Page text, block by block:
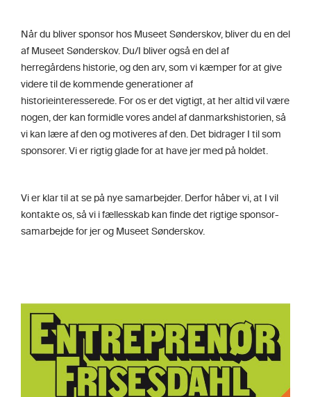
Når du bliver sponsor hos Museet Sønderskov, bliver du en del
af Museet Sønderskov. Du/I bliver også en del af
herregårdens historie, og den arv, som vi kæmper for at give
videre til de kommende generationer af
historieinteresserede. For os er det vigtigt, at her altid vil være
nogen, der kan formidle vores andel af danmarkshistorien, så
vi kan lære af den og motiveres af den. Det bidrager I til som
sponsorer. Vi er rigtig glade for at have jer med på holdet.
Vi er klar til at se på nye samarbejder. Derfor håber vi, at I vil
kontakte os, så vi i fællesskab kan finde det rigtige sponsor-
samarbejde for jer og Museet Sønderskov.